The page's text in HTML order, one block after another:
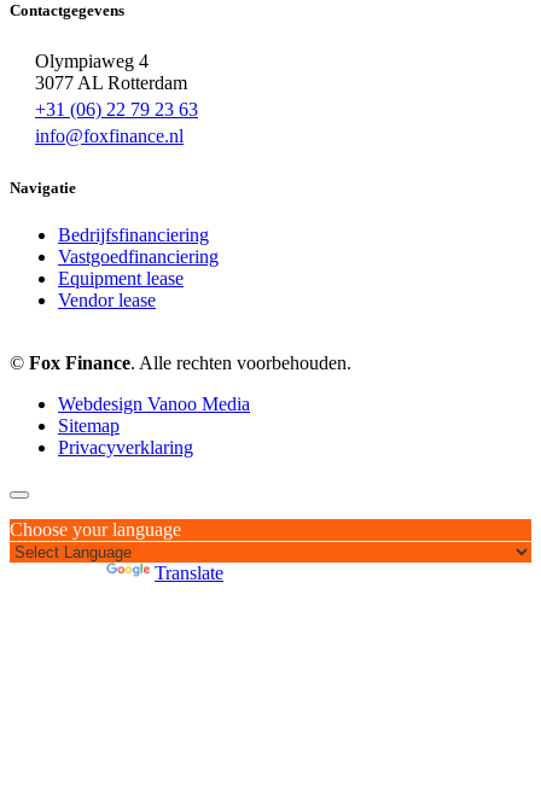
Contactgegevens
Olympiaweg 4
3077 AL Rotterdam
+31 (06) 22 79 23 63
info@foxfinance.nl
Navigatie
Bedrijfsfinanciering
Vastgoedfinanciering
Equipment lease
Vendor lease
© Fox Finance. Alle rechten voorbehouden.
Webdesign Vanoo Media
Sitemap
Privacyverklaring
Choose your language
Translate